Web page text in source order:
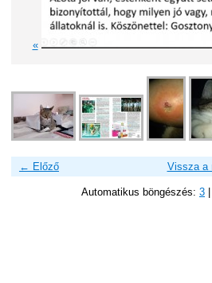
«
← Előző Vissza a
Automatikus böngészés: 3